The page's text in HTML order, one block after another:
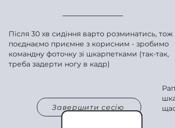
Після 30 хв сидіння варто розминатись, тож
поєднаємо приємне з корисним - зробимо
командну фоточку зі шкарпетками (так-так,
треба задерти ногу в кадр)
Завершити сесію